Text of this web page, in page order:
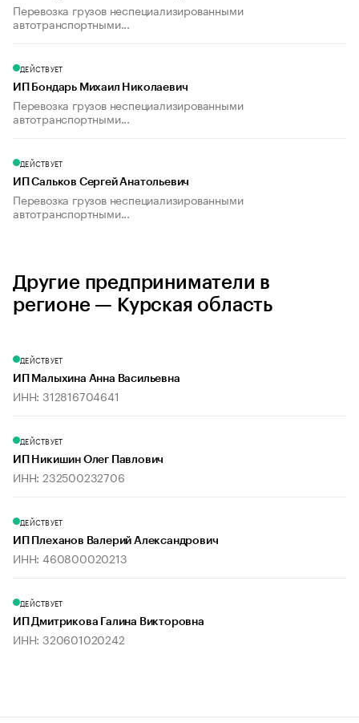
Перевозка грузов неспециализированными
автотранспортными...
ДЕЙСТВУЕТ
ИП Бондарь Михаил Николаевич
Перевозка грузов неспециализированными
автотранспортными...
ДЕЙСТВУЕТ
ИП Сальков Сергей Анатольевич
Перевозка грузов неспециализированными
автотранспортными...
Другие предприниматели в
регионе — Курская область
ДЕЙСТВУЕТ
ИП Малыхина Анна Васильевна
ИНН: 312816704641
ДЕЙСТВУЕТ
ИП Никишин Олег Павлович
ИНН: 232500232706
ДЕЙСТВУЕТ
ИП Плеханов Валерий Александрович
ИНН: 460800020213
ДЕЙСТВУЕТ
ИП Дмитрикова Галина Викторовна
ИНН: 320601020242